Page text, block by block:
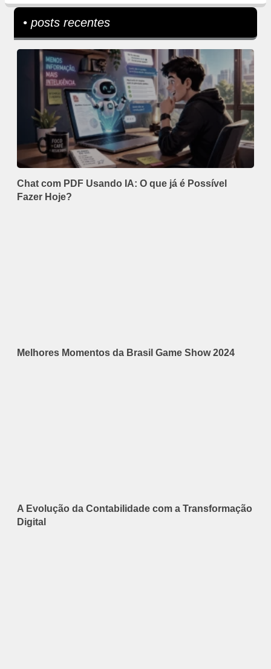
• posts recentes
Chat com PDF Usando IA: O que já é Possível
Fazer Hoje?
Melhores Momentos da Brasil Game Show 2024
A Evolução da Contabilidade com a Transformação
Digital